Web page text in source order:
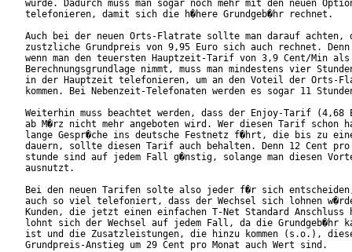
wurde. Dadurch muss man sogar noch mehr mit den neuen
telefonieren, damit sich die h�here Grundgeb�hr rechnet.
Auch bei der neuen Orts-Flatrate sollte man darauf achten,
zustzliche Grundpreis von 9,95 Euro sich auch rechnet.
wenn man den teuersten Hauptzeit-Tarif von 3,9 Cent/Min als
Berechnungsgrundlage nimmt, muss man mindestens vier
in der Hauptzeit telefonieren, um an den Voteil der Orts-
kommen. Bei Nebenzeit-Telefonaten werden es sogar 11
Weiterhin muss beachtet werden, dass der Enjoy-Tarif (4,68
ab M�rz nicht mehr angeboten wird. Wer diesen Tarif schon
lange Gespr�che ins deutsche Festnetz f�hrt, die bis zu
dauern, sollte diesen Tarif auch behalten. Denn 12 Cent pro
stunde sind auf jedem Fall g�nstig, solange man diesen
ausnutzt.
Bei den neuen Tarifen solte also jeder f�r sich
auch so viel telefoniert, dass der Wechsel sich lohnen
Kunden, die jetzt einen einfachen T-Net Standard Anschluss
lohnt sich der Wechsel auf jedem Fall, da die Grundgeb�hr
ist und die Zusatzleistungen, die hinzu kommen (s.o.),
Grundpreis-Anstieg um 29 Cent pro Monat auch Wert sind.